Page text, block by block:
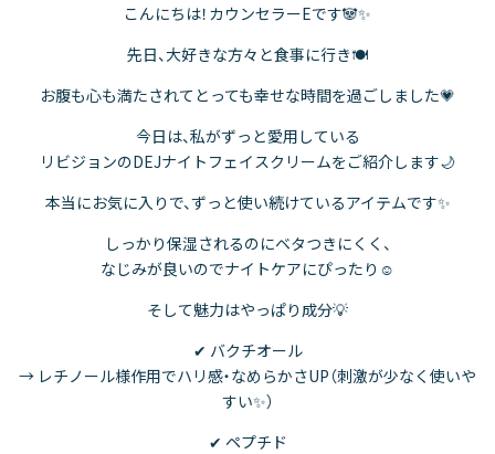
こんにちは！カウンセラーEです🐼✨
先日、大好きな方々と食事に行き🍽️
お腹も心も満たされてとっても幸せな時間を過ごしました💗
今日は、私がずっと愛用している
リビジョンのDEJナイトフェイスクリームをご紹介します🌙
本当にお気に入りで、ずっと使い続けているアイテムです✨
しっかり保湿されるのにベタつきにくく、
なじみが良いのでナイトケアにぴったり☺️
そして魅力はやっぱり成分💡
✔ バクチオール
→ レチノール様作用でハリ感・なめらかさUP（刺激が少なく使いや
すい✨）
✔ ペプチド